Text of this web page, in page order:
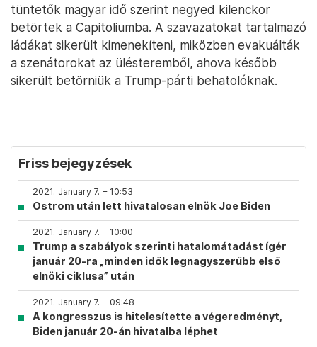
tüntetők magyar idő szerint negyed kilenckor
betörtek a Capitoliumba. A szavazatokat tartalmazó
ládákat sikerült kimenekíteni, miközben evakuálták
a szenátorokat az ülésteremből, ahova később
sikerült betörniük a Trump-párti behatolóknak.
Friss bejegyzések
2021. January 7. – 10:53
Ostrom után lett hivatalosan elnök Joe Biden
2021. January 7. – 10:00
Trump a szabályok szerinti hatalomátadást ígér
január 20-ra „minden idők legnagyszerűbb első
elnöki ciklusa” után
2021. January 7. – 09:48
A kongresszus is hitelesítette a végeredményt,
Biden január 20-án hivatalba léphet